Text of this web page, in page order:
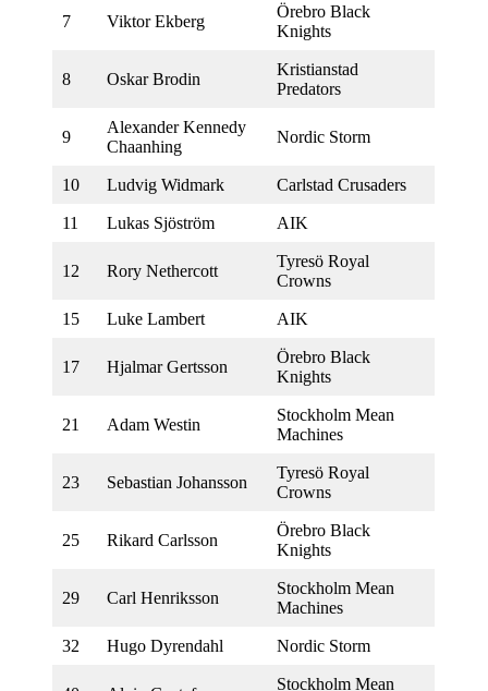
7 Viktor Ekberg
Örebro Black
Knights
8 Oskar Brodin
Kristianstad
Predators
9
Alexander Kennedy
Chaanhing
Nordic Storm
10 Ludvig Widmark Carlstad Crusaders
11 Lukas Sjöström AIK
12 Rory Nethercott
Tyresö Royal
Crowns
15 Luke Lambert AIK
17 Hjalmar Gertsson
Örebro Black
Knights
21 Adam Westin
Stockholm Mean
Machines
23 Sebastian Johansson
Tyresö Royal
Crowns
25 Rikard Carlsson
Örebro Black
Knights
29 Carl Henriksson
Stockholm Mean
Machines
32 Hugo Dyrendahl Nordic Storm
Stockholm Mean